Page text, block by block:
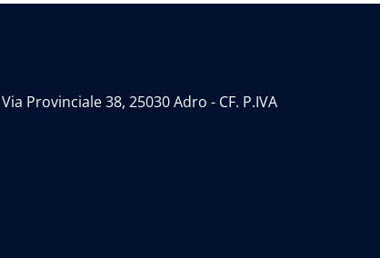
Provinciale 38, 25030 Adro - CF. P.IVA